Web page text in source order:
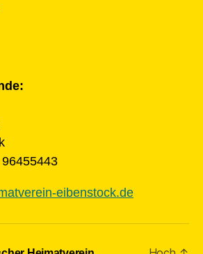
eibenstock.de